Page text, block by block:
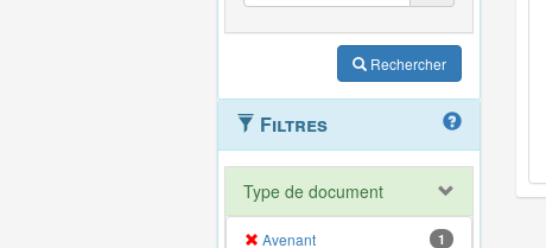
Rechercher
Filtres
Type de document
Avenant 1